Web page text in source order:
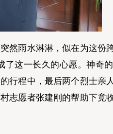
雨水淋淋，似在为这份
这一长久的心愿。神奇
行程中，最后两个烈士亲
志愿者张建刚的帮助下竟